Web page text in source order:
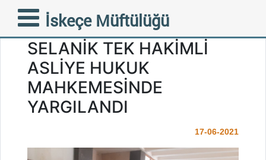
İskeçe Müftülüğü
FAZİLETLİ MÜFTÜMÜZ
AHMET METE BUGÜN
SELANİK TEK HAKİMLİ
ASLİYE HUKUK
MAHKEMESİNDE
YARGILANDI
17-06-2021